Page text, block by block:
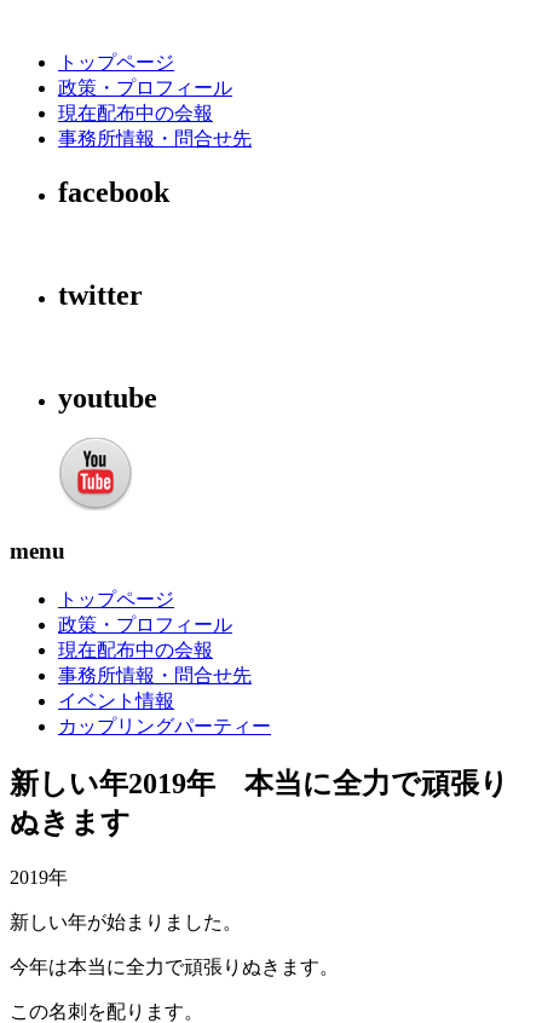
トップページ
政策・プロフィール
現在配布中の会報
事務所情報・問合せ先
facebook
twitter
youtube
menu
トップページ
政策・プロフィール
現在配布中の会報
事務所情報・問合せ先
イベント情報
カップリングパーティー
新しい年2019年 本当に全力で頑張り
ぬきます
2019年
新しい年が始まりました。
今年は本当に全力で頑張りぬきます。
この名刺を配ります。